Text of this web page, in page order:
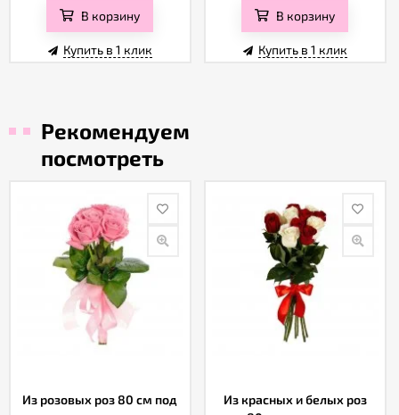
В корзину
Купить в 1 клик
В корзину
Купить в 1 клик
Рекомендуем
посмотреть
Из розовых роз 80 см под
Из красных и белых роз